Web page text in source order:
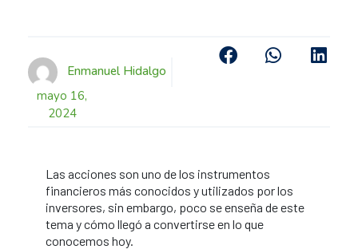
Enmanuel Hidalgo
mayo 16,
2024
Las acciones son uno de los instrumentos
financieros más conocidos y utilizados por los
inversores, sin embargo, poco se enseña de este
tema y cómo llegó a convertirse en lo que
conocemos hoy.